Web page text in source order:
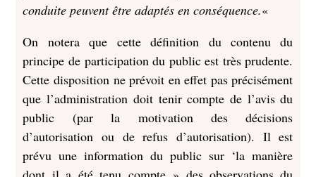
conduite peuvent être adaptés en conséquence.«
On notera que cette définition du contenu du
principe de participation du public est très prudente.
Cette disposition ne prévoit en effet pas précisément
que l’administration doit tenir compte de l’avis du
public (par la motivation des décisions
d’autorisation ou de refus d’autorisation). Il est
prévu une information du public sur ‘la manière